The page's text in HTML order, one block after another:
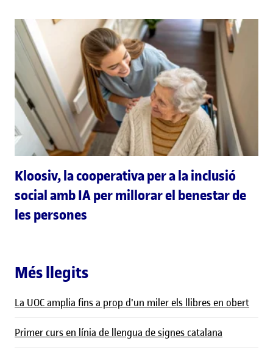
Kloosiv, la cooperativa per a la inclusió
social amb IA per millorar el benestar de
les persones
Més llegits
La UOC amplia fins a prop d'un miler els llibres en obert
Primer curs en línia de llengua de signes catalana